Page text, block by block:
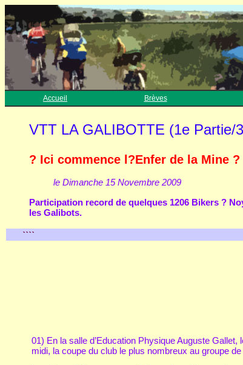
Accueil Brèves
VTT LA GALIBOTTE (1e Partie/
? Ici commence l?Enfer de la Mine ?
le Dimanche 15 Novembre 2009
Participation record de quelques 1206 Bikers ?
les Galibots.
````
01) En la salle d’Education Physique Auguste
midi, la coupe du club le plus nombreux au groupe